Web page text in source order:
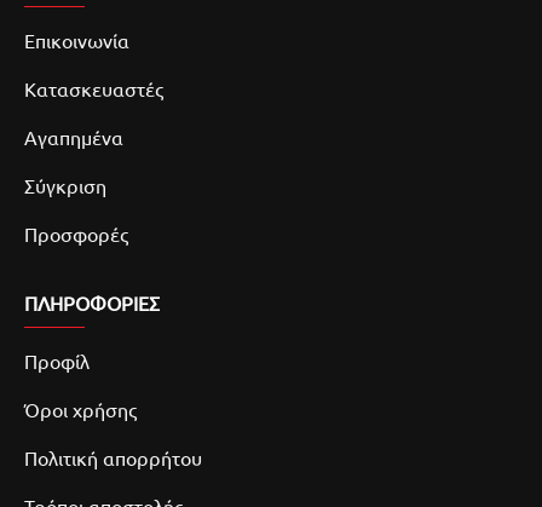
Επικοινωνία
Κατασκευαστές
Αγαπημένα
Σύγκριση
Προσφορές
ΠΛΗΡΟΦΟΡΙΕΣ
Προφίλ
Όροι χρήσης
Πολιτική απορρήτου